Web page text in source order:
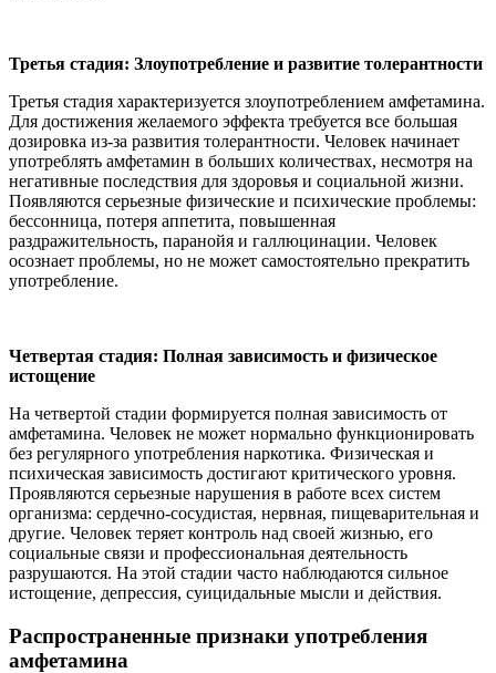
Третья стадия: Злоупотребление и развитие толерантности
Третья стадия характеризуется злоупотреблением амфетамина.
Для достижения желаемого эффекта требуется все большая
дозировка из-за развития толерантности. Человек начинает
употреблять амфетамин в больших количествах, несмотря на
негативные последствия для здоровья и социальной жизни.
Появляются серьезные физические и психические проблемы:
бессонница, потеря аппетита, повышенная
раздражительность, паранойя и галлюцинации. Человек
осознает проблемы, но не может самостоятельно прекратить
употребление.
Четвертая стадия: Полная зависимость и физическое
истощение
На четвертой стадии формируется полная зависимость от
амфетамина. Человек не может нормально функционировать
без регулярного употребления наркотика. Физическая и
психическая зависимость достигают критического уровня.
Проявляются серьезные нарушения в работе всех систем
организма: сердечно-сосудистая, нервная, пищеварительная и
другие. Человек теряет контроль над своей жизнью, его
социальные связи и профессиональная деятельность
разрушаются. На этой стадии часто наблюдаются сильное
истощение, депрессия, суицидальные мысли и действия.
Распространенные признаки употребления
амфетамина